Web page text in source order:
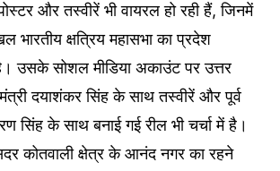
और तस्वीरें भी वायरल हो रही हैं, जिनमें
क्षत्रिय महासभा का प्रदेश
उसके सोशल मीडिया अकाउंट पर उत्तर
दयाशंकर सिंह के साथ तस्वीरें और पूर्व
सिंह के साथ बनाई गई रील भी चर्चा में है।
कोतवाली क्षेत्र के आनंद नगर का रहने